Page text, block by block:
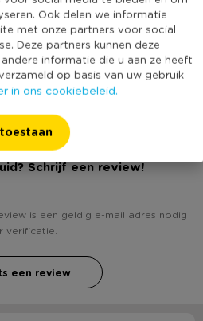
Ook delen we informatie
met onze partners voor social
Deze partners kunnen deze
informatie die u aan ze heeft
op basis van uw gebruik
in ons cookiebeleid.
Wit
20
(Nog) geen score
bekend
Schrijf een review!
is een geldig e-mail adres nodig
verificatie.
een review